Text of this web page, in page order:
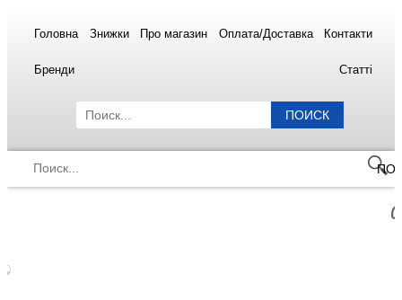
Головна Знижки Про магазин Оплата/Доставка Контакти
Бренди Статті
ПОИСК